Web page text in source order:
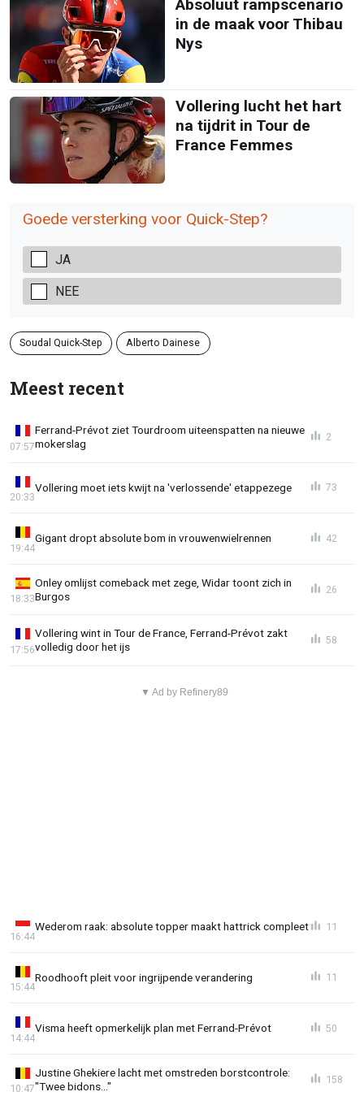
Absoluut rampscenario
in de maak voor Thibau
Nys
Vollering lucht het hart
na tijdrit in Tour de
France Femmes
Goede versterking voor Quick-Step?
JA
NEE
Soudal Quick-Step Alberto Dainese
Meest recent
Ferrand-Prévot ziet Tourdroom uiteenspatten na nieuwe
mokerslag
07:57
2
Vollering moet iets kwijt na 'verlossende' etappezege
20:33
73
Gigant dropt absolute bom in vrouwenwielrennen
19:44
42
Onley omlijst comeback met zege, Widar toont zich in
Burgos
18:33
26
Vollering wint in Tour de France, Ferrand-Prévot zakt
volledig door het ijs
17:56
58
▼ Ad by Refinery89
Wederom raak: absolute topper maakt hattrick compleet
16:44
11
Roodhooft pleit voor ingrijpende verandering
15:44
11
Visma heeft opmerkelijk plan met Ferrand-Prévot
14:44
50
Justine Ghekiere lacht met omstreden borstcontrole:
"Twee bidons..."
10:47
158